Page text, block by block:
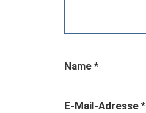
Name *
E-Mail-Adresse *